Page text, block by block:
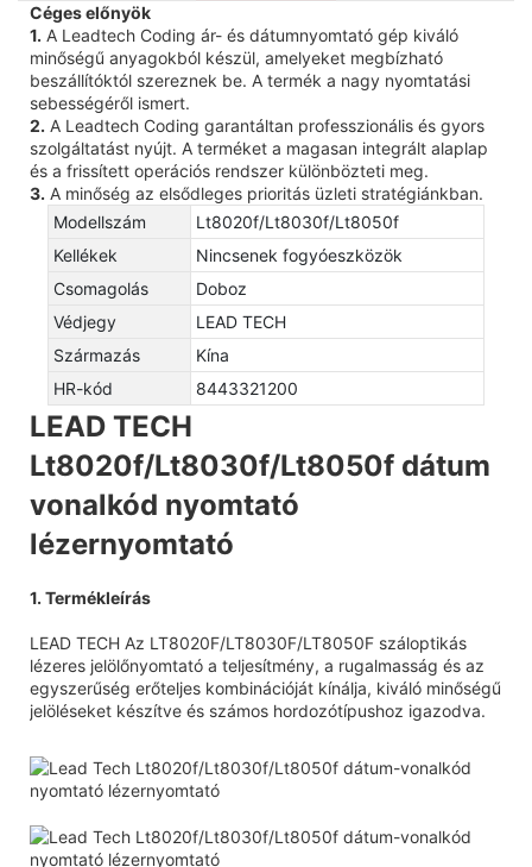
Céges előnyök
1. A Leadtech Coding ár- és dátumnyomtató gép kiváló
minőségű anyagokból készül, amelyeket megbízható
beszállítóktól szereznek be. A termék a nagy nyomtatási
sebességéről ismert.
2. A Leadtech Coding garantáltan professzionális és gyors
szolgáltatást nyújt. A terméket a magasan integrált alaplap
és a frissített operációs rendszer különbözteti meg.
3. A minőség az elsődleges prioritás üzleti stratégiánkban.
Modellszám
Lt8020f/Lt8030f/Lt8050f
Kellékek
Nincsenek fogyóeszközök
Csomagolás
Doboz
Védjegy
LEAD TECH
Származás
Kína
HR-kód
8443321200
LEAD TECH
Lt8020f/Lt8030f/Lt8050f dátum
vonalkód nyomtató
lézernyomtató
1. Termékleírás
LEAD TECH Az LT8020F/LT8030F/LT8050F száloptikás
lézeres jelölőnyomtató a teljesítmény, a rugalmasság és az
egyszerűség erőteljes kombinációját kínálja, kiváló minőségű
jelöléseket készítve és számos hordozótípushoz igazodva.